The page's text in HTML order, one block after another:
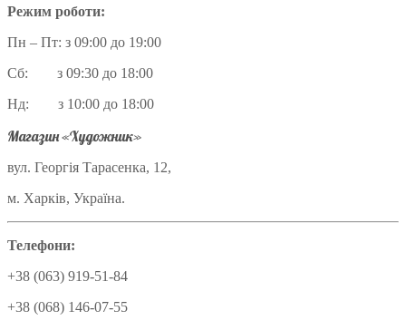
Режим роботи:
Пн – Пт: з 09:00 до 19:00
Сб: з 09:30 до 18:00
Нд: з 10:00 до 18:00
Магазин «Художник»
вул. Георгія Тарасенка, 12,
м. Харків, Україна.
Телефони:
+38 (063) 919-51-84
+38 (068) 146-07-55